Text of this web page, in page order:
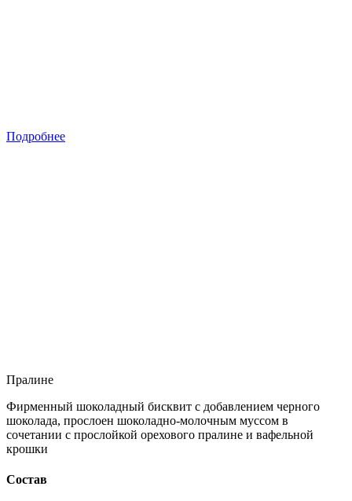
Подробнее
Пралине
Фирменный шоколадный бисквит с добавлением черного
шоколада, прослоен шоколадно-молочным муссом в
сочетании с прослойкой орехового пралине и вафельной
крошки
Состав